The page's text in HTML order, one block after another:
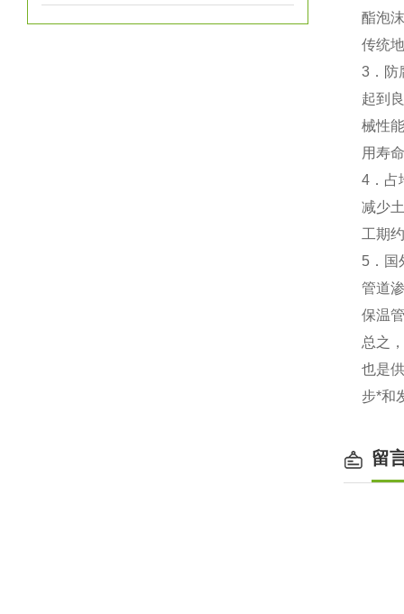
酯泡
传统
3 ．
起到
械性
用寿
4 ．
减少
工期
5 ．
管道
保温
总之
也是
步*和
留